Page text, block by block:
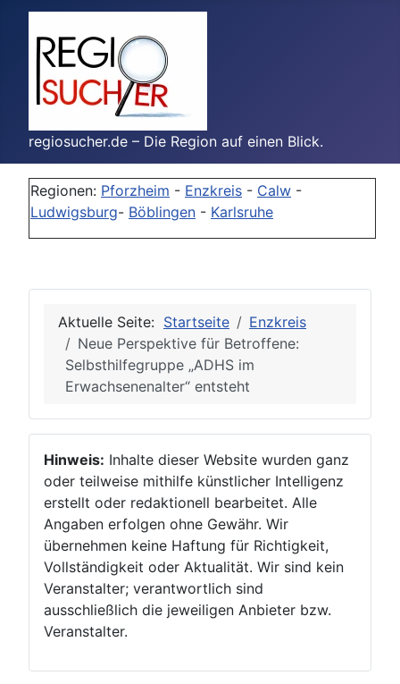
regiosucher.de – Die Region auf einen Blick.
Regionen: Pforzheim - Enzkreis - Calw -
Ludwigsburg- Böblingen - Karlsruhe
Aktuelle Seite: Startseite
Enzkreis
Neue Perspektive für Betroffene:
Selbsthilfegruppe „ADHS im
Erwachsenenalter“ entsteht
Hinweis: Inhalte dieser Website wurden ganz
oder teilweise mithilfe künstlicher Intelligenz
erstellt oder redaktionell bearbeitet. Alle
Angaben erfolgen ohne Gewähr. Wir
übernehmen keine Haftung für Richtigkeit,
Vollständigkeit oder Aktualität. Wir sind kein
Veranstalter; verantwortlich sind
ausschließlich die jeweiligen Anbieter bzw.
Veranstalter.